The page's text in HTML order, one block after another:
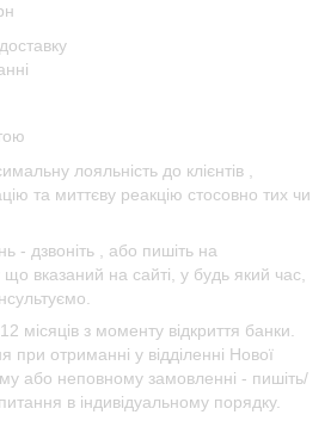
лояльність до клієнтів ,
та миттєву реакцію стосовно тих чи
- дзвоніть , або пишіть на
вказаний на сайті, у будь який час,
місяців з моменту відкриття банки.
при отриманні у відділенні Нової
або неповному замовленні - пишіть/
в індивідуальному порядку.